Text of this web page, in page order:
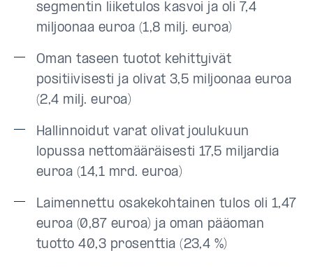
segmentin liiketulos kasvoi ja oli 7,4
miljoonaa euroa (1,8 milj. euroa)
Oman taseen tuotot kehittyivät
positiivisesti ja olivat 3,5 miljoonaa euroa
(2,4 milj. euroa)
Hallinnoidut varat olivat joulukuun
lopussa nettomääräisesti 17,5 miljardia
euroa (14,1 mrd. euroa)
Laimennettu osakekohtainen tulos oli 1,47
euroa (0,87 euroa) ja oman pääoman
tuotto 40,3 prosenttia (23,4 %)